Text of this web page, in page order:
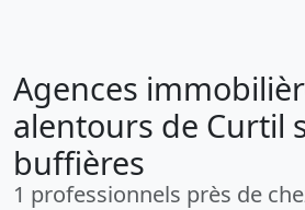
Agences
alentours de Curtil
buffières
1 professionnels près de